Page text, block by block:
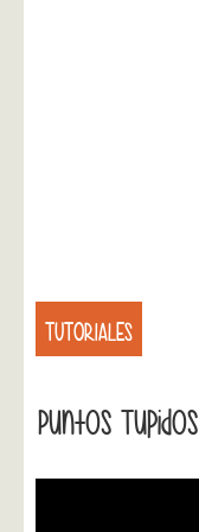
TUTORIALES
Puntos Tupidos